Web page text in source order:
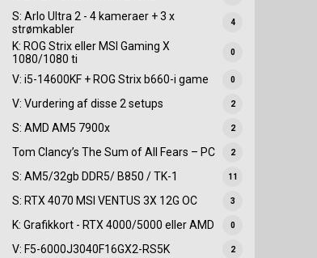
S: Arlo Ultra 2 - 4 kameraer + 3 x
strømkabler
4
K: ROG Strix eller MSI Gaming X
1080/1080 ti
0
V: i5-14600KF + ROG Strix b660-i game 0
V: Vurdering af disse 2 setups 2
S: AMD AM5 7900x 2
Tom Clancy’s The Sum of All Fears – PC 2
S: AM5/32gb DDR5/ B850 / TK-1 11
S: RTX 4070 MSI VENTUS 3X 12G OC 3
K: Grafikkort - RTX 4000/5000 eller AMD 0
V: F5-6000J3040F16GX2-RS5K 2